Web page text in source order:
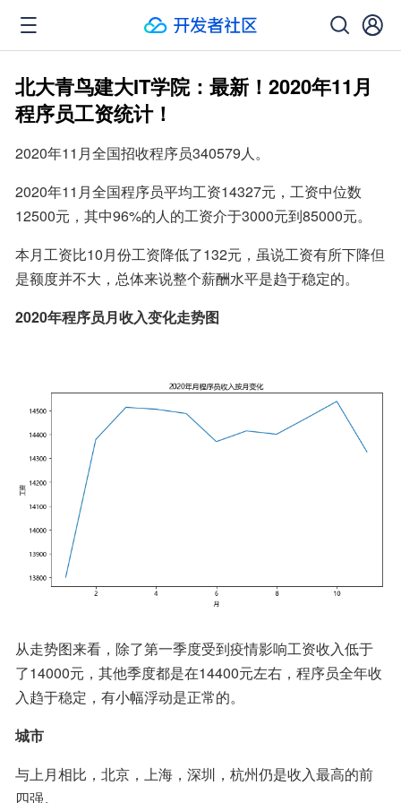
北大青鸟建大IT学院：最新！2020年11月
程序员工资统计！
2020年11月全国招收程序员340579人。
2020年11月全国程序员平均工资14327元，工资中位数
12500元，其中96%的人的工资介于3000元到85000元。
本月工资比10月份工资降低了132元，虽说工资有所下降但
是额度并不大，总体来说整个薪酬水平是趋于稳定的。
2020年程序员月收入变化走势图
从走势图来看，除了第一季度受到疫情影响工资收入低于
了14000元，其他季度都是在14400元左右，程序员全年收
入趋于稳定，有小幅浮动是正常的。
城市
与上月相比，北京，上海，深圳，杭州仍是收入最高的前
四强。